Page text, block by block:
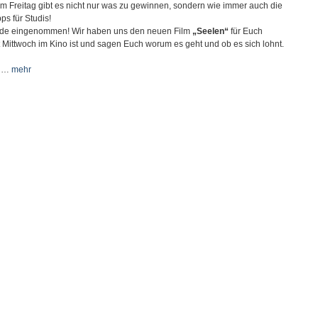
Freitag gibt es nicht nur was zu gewinnen, sondern wie immer auch die
für Studis!
eingenommen! Wir haben uns den neuen Film „Seelen“ für Euch
im Kino ist und sagen Euch worum es geht und ob es sich lohnt.
… mehr